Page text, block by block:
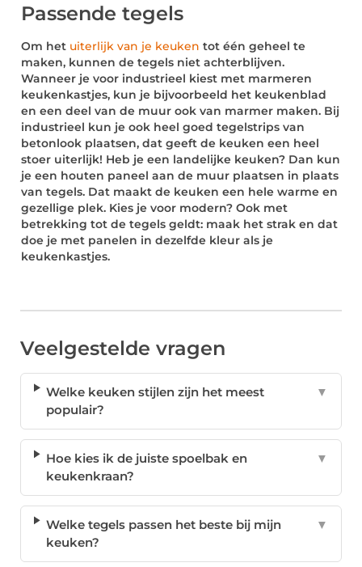
Passende tegels
Om het uiterlijk van je keuken tot één geheel te
maken, kunnen de tegels niet achterblijven.
Wanneer je voor industrieel kiest met marmeren
keukenkastjes, kun je bijvoorbeeld het keukenblad
en een deel van de muur ook van marmer maken. Bij
industrieel kun je ook heel goed tegelstrips van
betonlook plaatsen, dat geeft de keuken een heel
stoer uiterlijk! Heb je een landelijke keuken? Dan kun
je een houten paneel aan de muur plaatsen in plaats
van tegels. Dat maakt de keuken een hele warme en
gezellige plek. Kies je voor modern? Ook met
betrekking tot de tegels geldt: maak het strak en dat
doe je met panelen in dezelfde kleur als je
keukenkastjes.
Veelgestelde vragen
Welke keuken stijlen zijn het meest
populair?
▼
Hoe kies ik de juiste spoelbak en
keukenkraan?
▼
Welke tegels passen het beste bij mijn
keuken?
▼